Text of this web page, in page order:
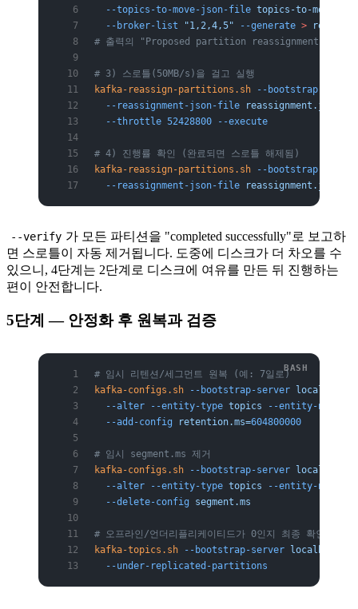
  --topics-to-move-json-file
topics-to-
  --broker-list
"1,2,4,5" --generate >
# 출력의 "Proposed partition reassignment"를
# 3) 스로틀(50MB/s)을 걸고 실행
kafka-reassign-partitions.sh --bootstrap-server
  --reassignment-json-file
reassignment.json
  --throttle
52428800 --execute
# 4) 진행률 확인 (완료되면 스로틀 해제됨)
kafka-reassign-partitions.sh --bootstrap-server
  --reassignment-json-file
reassignment.json
--verify 가 모든 파티션을 "completed successfully"로 보고하
면 스로틀이 자동 제거됩니다. 도중에 디스크가 더 차오를 수
있으니, 4단계는 2단계로 디스크에 여유를 만든 뒤 진행하는
편이 안전합니다.
5단계 — 안정화 후 원복과 검증
# 임시 리텐션/세그먼트 원복 (예: 7일로)
kafka-configs.sh --bootstrap-server
  --alter
--entity-type topics --entity-name
  --add-config
retention.ms=604800000
# 임시 segment.ms 제거
kafka-configs.sh --bootstrap-server
  --alter
--entity-type topics --entity-name
  --delete-config
segment.ms
# 오프라인/언더리플리케이티드가 0인지 최종 확인
kafka-topics.sh --bootstrap-server
  --under-replicated-partitions